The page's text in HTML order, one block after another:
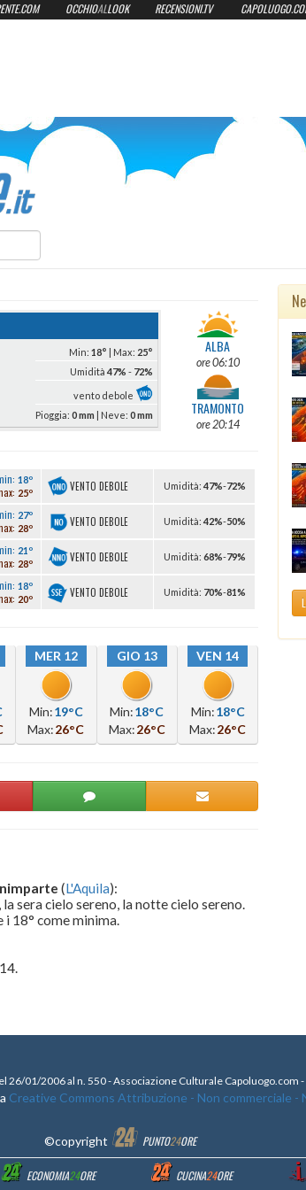
ilmeteo24ore.it
Min:18° | Max: 25°
Umidità47%- 72%
vento debole
Pioggia:0 mm | Neve:0 mm
ALBA
ore 06:10
TRAMONTO
ore 20:14
18º
25º VENTO DEBOLE Umidità: 47%-72%
27º
28º VENTO DEBOLE Umidità: 42%-50%
21º
28º VENTO DEBOLE Umidità: 68%-79%
18º
20º VENTO DEBOLE Umidità: 70%-81%
MER 12
Min:19°C
Max:26°C
GIO 13
Min:18°C
Max:26°C
VEN 14
Min:18°C
Max:26°C
(L'Aquila):
sera cielo sereno, la notte cielo sereno.
i 18° come minima.
OCCHIOALLOOK RECENSIONI.TV
26/01/2006 al n. 550 - Associazione Culturale
Creative Commons Attribuzione - Non commerciale
©copyright
PUNTO24ORE
ECONOMIA24ORE CUCINA24ORE